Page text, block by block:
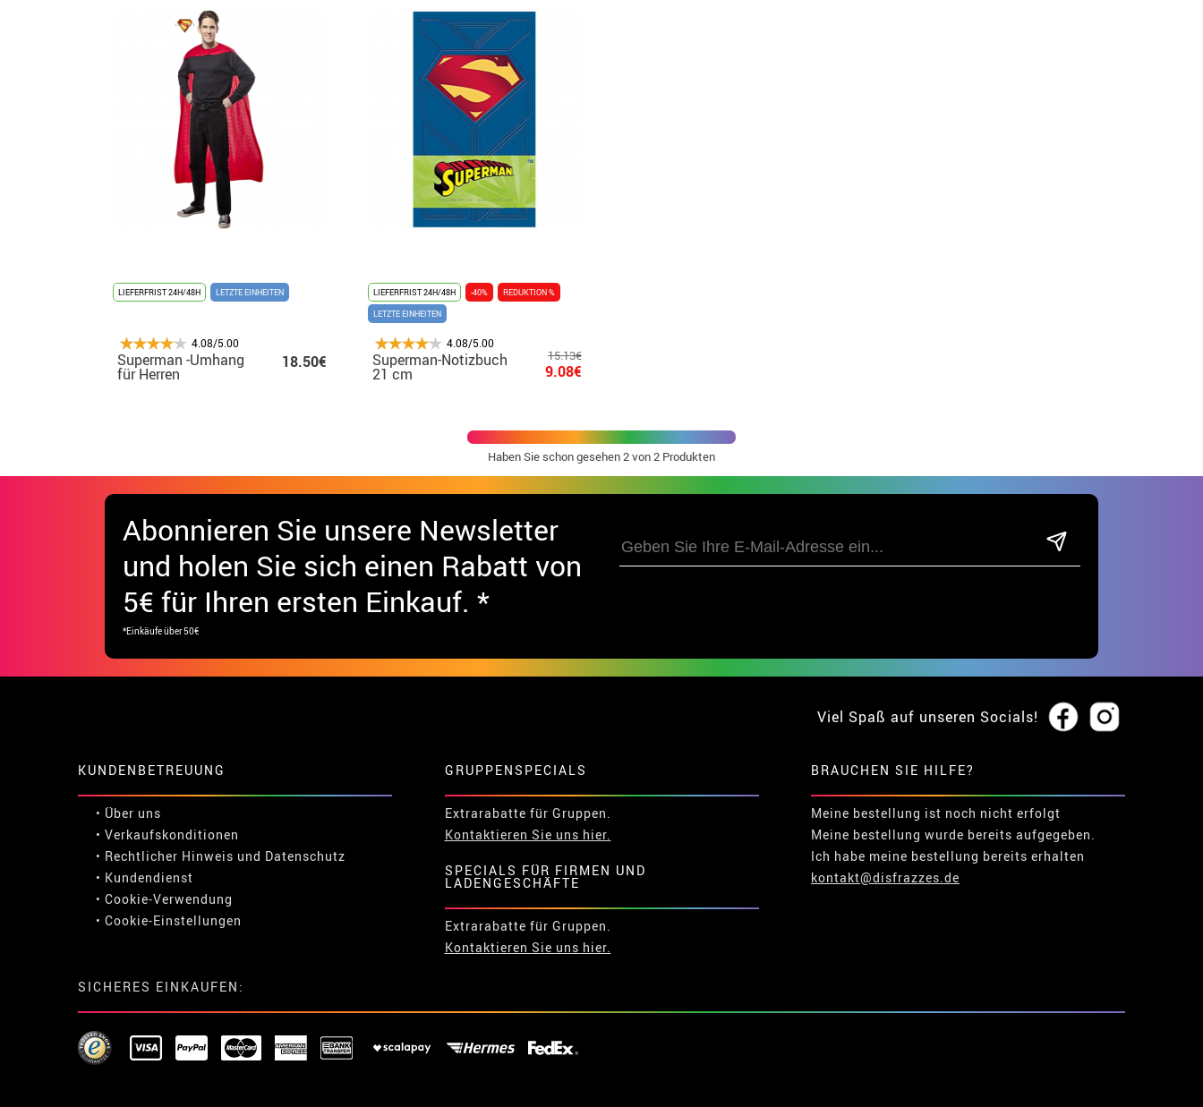
LIEFERFRIST 24H/48H LETZTE EINHEITEN
4.08/5.00
Superman -Umhang
für Herren
18.50€
LIEFERFRIST 24H/48H -40%
REDUKTION %
LETZTE EINHEITEN
4.08/5.00
Superman-Notizbuch
21 cm
15.13€
9.08€
Haben Sie schon gesehen2von 2 Produkten
Abonnieren Sie unsere Newsletter
und holen Sie sich einen Rabatt von
5€ für Ihren ersten Einkauf. *
*Einkäufe über 50€
Viel Spaß auf unseren Socials!
KUNDENBETREUUNG
• Über uns
• Verkaufskonditionen
• Rechtlicher Hinweis und Datenschutz
• Kundendienst
• Cookie-Verwendung
• Cookie-Einstellungen
GRUPPENSPECIALS
Extrarabatte für Gruppen.
Kontaktieren Sie uns hier.
SPECIALS FÜR FIRMEN UND
LADENGESCHÄFTE
Extrarabatte für Gruppen.
Kontaktieren Sie uns hier.
BRAUCHEN SIE HILFE?
Meine bestellung ist noch nicht erfolgt
Meine bestellung wurde bereits aufgegeben.
Ich habe meine bestellung bereits erhalten
kontakt@disfrazzes.de
SICHERES EINKAUFEN: